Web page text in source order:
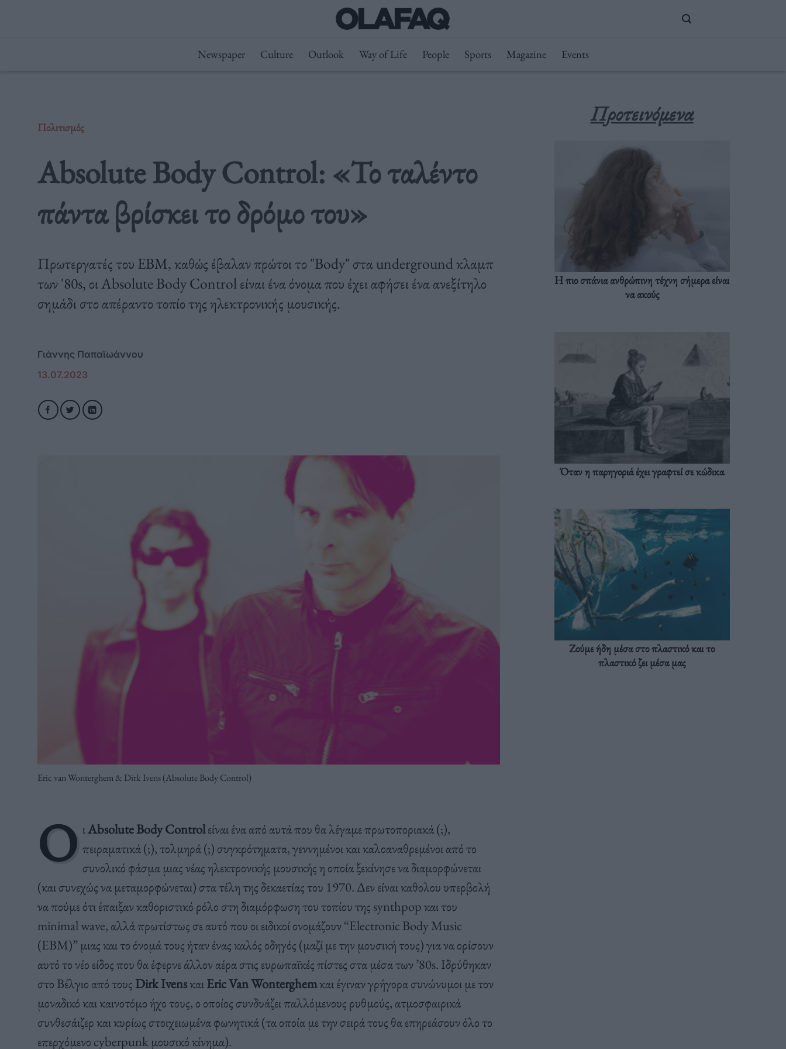
Newspaper Culture Outlook Way of Life People Sports Magazine Events
Πολιτισμός
Absolute Body Control: «Το ταλέντο
πάντα βρίσκει το δρόμο του»
Πρωτεργατές του ΕΒΜ, καθώς έβαλαν πρώτοι το "Body" στα underground κλαμπ
των '80s, οι Absolute Body Control είναι ένα όνομα που έχει αφήσει ένα ανεξίτηλο
σημάδι στο απέραντο τοπίο της ηλεκτρονικής μουσικής.
Γιάννης Παπαϊωάννου
13.07.2023
Eric van Wonterghem & Dirk Ivens (Absolute Body Control)
Ο ιAbsolute Body Controlείναι ένα από αυτά που θα λέγαμε πρωτοποριακά (;),
πειραματικά (;), τολμηρά (;) συγκρότηματα, γεννημένοι και καλοαναθρεμένοι από το
συνολικό φάσμα μιας νέας ηλεκτρονικής μουσικής η οποία ξεκίνησε να διαμορφώνεται
(και συνεχώς να μεταμορφώνεται) στα τέλη της δεκαετίας του 1970. Δεν είναι καθολου υπερβολή
να πούμε ότι έπαιξαν καθοριστικό ρόλο στη διαμόρφωση του τοπίου της synthpop και του
minimal wave, αλλά πρωτίστως σε αυτό που οι ειδικοί ονομάζουν “Electronic Body Music
(EBM)” μιας και το όνομά τους ήταν ένας καλός οδηγός (μαζί με την μουσική τους) για να ορίσουν
αυτό το νέο είδος που θα έφερνε άλλον αέρα στις ευρωπαϊκές πίστες στα μέσα των ’80s. Ιδρύθηκαν
στο Βέλγιο από τους Dirk IvensκαιEric Van Wonterghemκαι έγιναν γρήγορα συνώνυμοι με τον
μοναδικό και καινοτόμο ήχο τους, ο οποίος συνδυάζει παλλόμενους ρυθμούς, ατμοσφαιρικά
συνθεσάιζερ και κυρίως στοιχειωμένα φωνητικά (τα οποία με την σειρά τους θα επηρεάσουν όλο το
επερχόμενο cyberpunk μουσικό κίνημα).
Προτεινόμενα
Η πιο σπάνια ανθρώπινη τέχνη σήμερα είναι
να ακούς
Όταν η παρηγοριά έχει γραφτεί σε κώδικα
Ζούμε ήδη μέσα στο πλαστικό και το
πλαστικό ζει μέσα μας